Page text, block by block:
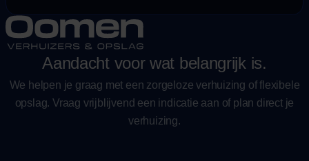
Aandacht voor wat belangrijk is.
We helpen je graag met een zorgeloze verhuizing of flexibele
opslag. Vraag vrijblijvend een indicatie aan of plan direct je
verhuizing.